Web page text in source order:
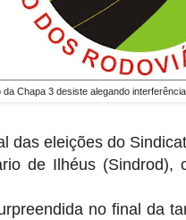
da Chapa 3 desiste alegando
das eleições do
de Ilhéus
no final da